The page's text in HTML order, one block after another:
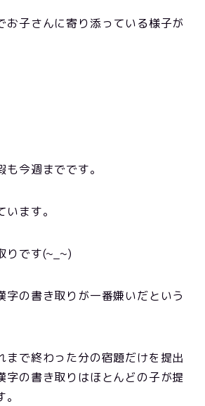
お子さんに寄り添っている様子が
今週までです。
ます。
りです(~_~)
字の書き取りが一番嫌いだという
まで終わった分の宿題だけを提出
字の書き取りはほとんどの子が提